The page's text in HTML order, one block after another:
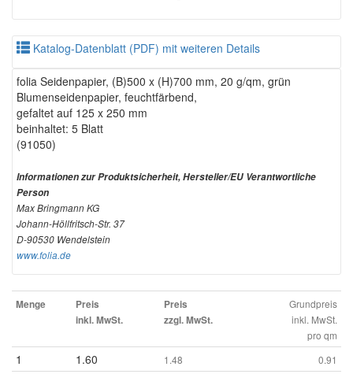
Katalog-Datenblatt (PDF) mit weiteren Details
folia Seidenpapier, (B)500 x (H)700 mm, 20 g/qm, grün
Blumenseidenpapier, feuchtfärbend,
gefaltet auf 125 x 250 mm
beinhaltet: 5 Blatt
(91050)
Informationen zur Produktsicherheit, Hersteller/EU Verantwortliche
Person
Max Bringmann KG
Johann-Höllfritsch-Str. 37
D-90530 Wendelstein
www.folia.de
Menge
Preis
inkl. MwSt.
Preis
zzgl. MwSt.
Grundpreis
inkl. MwSt.
pro qm
1 1.60 1.48 0.91